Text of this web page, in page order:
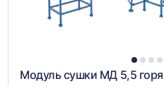
1 2 3 4
Модуль сушки МД 5,5